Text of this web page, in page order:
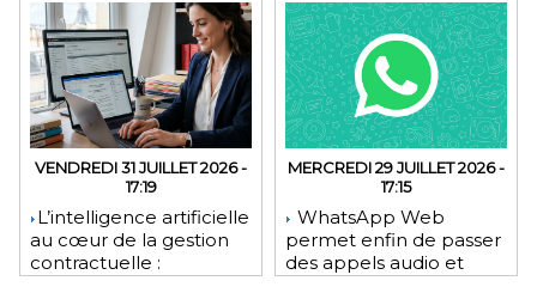
VENDREDI 31 JUILLET 2026 -
17:19
​L’intelligence artificielle
au cœur de la gestion
contractuelle :
MERCREDI 29 JUILLET 2026 -
17:15
WhatsApp Web
permet enfin de passer
des appels audio et